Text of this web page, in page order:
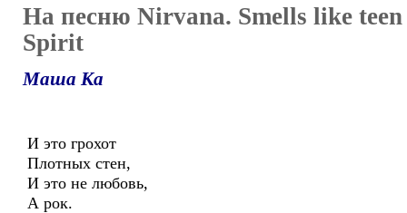
На песню Nirvana. Smells like teen
Spirit
Маша Ка
И это грохот
Плотных стен,
И это не любовь,
А рок.